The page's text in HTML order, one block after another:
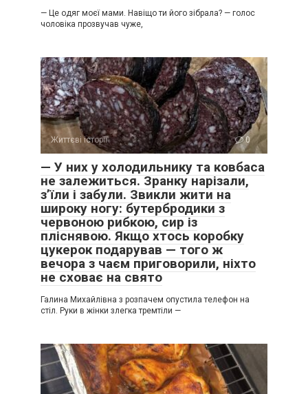
— Це одяг моєї мами. Навіщо ти його зібрала? — голос
чоловіка прозвучав чуже,
Життєві історії 0
— У них у холодильнику та ковбаса
не залежиться. Зранку нарізали,
з’їли і забули. Звикли жити на
широку ногу: бутербродики з
червоною рибкою, сир із
пліснявою. Якщо хтось коробку
цукерок подарував — того ж
вечора з чаєм приговорили, ніхто
не сховає на свято
Галина Михайлівна з розпачем опустила телефон на
стіл. Руки в жінки злегка тремтіли —